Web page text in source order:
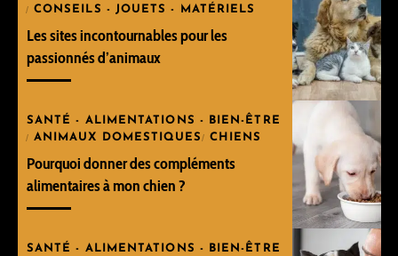
CONSEILS - JOUETS - MATÉRIELS
Les sites incontournables pour les
passionnés d’animaux
SANTÉ - ALIMENTATIONS - BIEN-ÊTRE
ANIMAUX DOMESTIQUES
CHIENS
Pourquoi donner des compléments
alimentaires à mon chien ?
SANTÉ - ALIMENTATIONS - BIEN-ÊTRE